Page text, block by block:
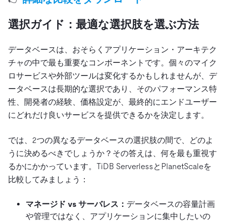
選択ガイド：最適な選択肢を選ぶ方法
データベースは、おそらくアプリケーション・アーキテク
チャの中で最も重要なコンポーネントです。個々のマイク
ロサービスや外部ツールは変化するかもしれませんが、デ
ータベースは長期的な選択であり、そのパフォーマンス特
性、開発者の経験、価格設定が、最終的にエンドユーザー
にどれだけ良いサービスを提供できるかを決定します。
では、2つの異なるデータベースの選択肢の間で、どのよ
うに決めるべきでしょうか？その答えは、何を最も重視す
るかにかかっています。TiDB ServerlessとPlanetScaleを
比較してみましょう：
マネージド vs サーバレス： データベースの容量計画
や管理ではなく、アプリケーションに集中したいの